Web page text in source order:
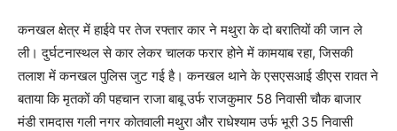
कनखल क्षेत्र में हाईवे पर तेज रफ्तार कार ने मथुरा के दो बरातियों की जान ले
ली। दुर्घटनास्थल से कार लेकर चालक फरार होने में कामयाब रहा, जिसकी
तलाश में कनखल पुलिस जुट गई है। कनखल थाने के एसएसआई डीएस रावत ने
बताया कि मृतकों की पहचान राजा बाबू उर्फ राजकुमार 58 निवासी चौक बाजार
मंडी रामदास गली नगर कोतवाली मथुरा और राधेश्याम उर्फ भूरी 35 निवासी